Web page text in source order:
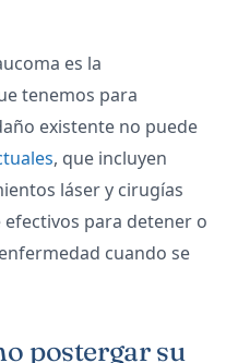
es la
tenemos para
existente no puede
, que incluyen
láser y cirugías
para detener o
cuando se
postergar su